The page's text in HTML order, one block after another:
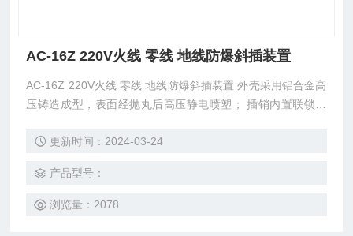
AC-16Z 220V火线 零线 地线防爆斜插装置
AC-16Z 220V火线 零线 地线防爆斜插装置 外壳采用铝合金高
压铸造成型，表面经抛丸后高压静电喷塑； 插销内置联锁机
造型美观大方，安装维护方便；
更新时间：2024-03-24
产品型号：
浏览量：2078